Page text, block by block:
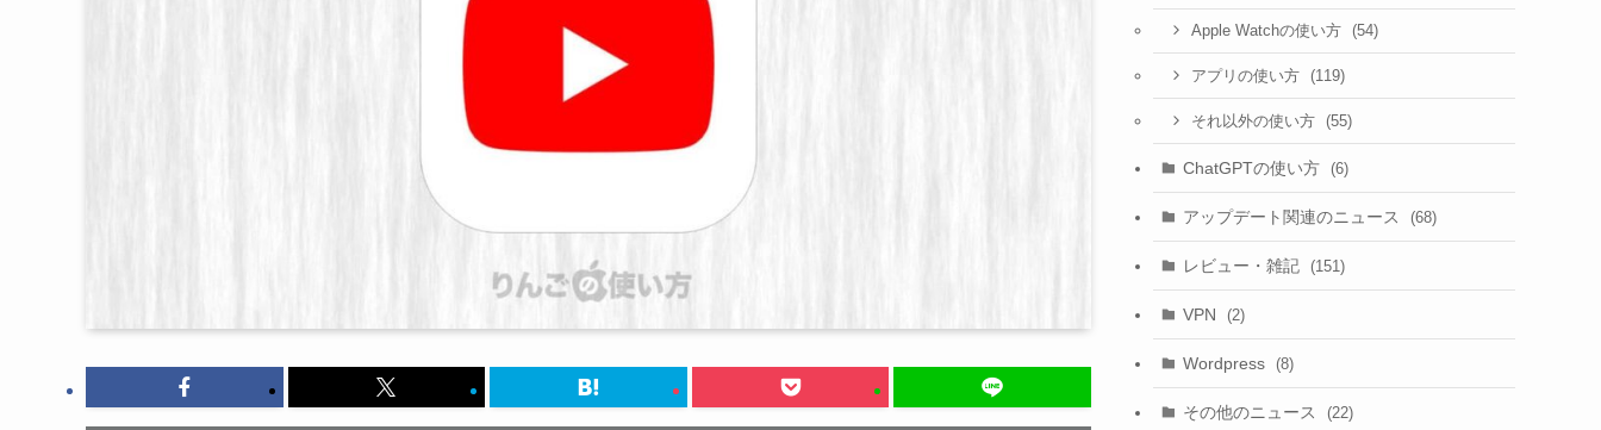
Apple Watchの使い方 (54)
アプリの使い方 (119)
それ以外の使い方 (55)
ChatGPTの使い方 (6)
アップデート関連のニュース (68)
レビュー・雑記 (151)
VPN (2)
Wordpress (8)
その他のニュース (22)